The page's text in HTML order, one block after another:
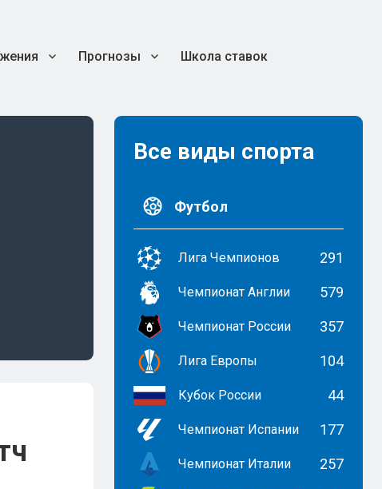
Прогнозы Школа ставок
Все виды спорта
Футбол
Лига Чемпионов 291
Чемпионат Англии 579
Чемпионат России 357
Лига Европы 104
Кубок России 44
Чемпионат Испании 177
Чемпионат Италии 257